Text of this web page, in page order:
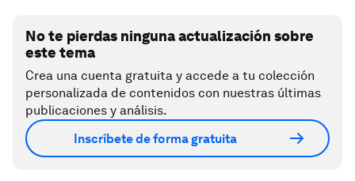
No te pierdas ninguna actualización sobre
este tema
Crea una cuenta gratuita y accede a tu colección
personalizada de contenidos con nuestras últimas
publicaciones y análisis.
Inscríbete de forma gratuita